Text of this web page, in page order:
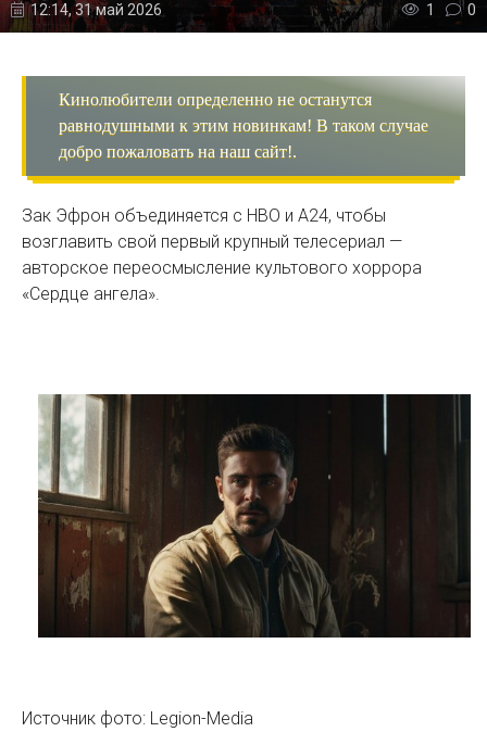
12:14, 31 май 2026 1 0
Кинолюбители определенно не останутся
равнодушными к этим новинкам! В таком случае
добро пожаловать на наш сайт!.
Зак Эфрон объединяется с HBO и A24, чтобы
возглавить свой первый крупный телесериал —
авторское переосмысление культового хоррора
«Сердце ангела».
Источник фото: Legion-Media